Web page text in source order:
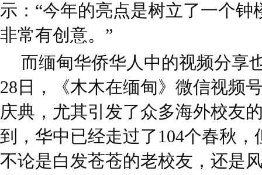
示：“今年的亮点是树立了一个钟
非常有创意。”
而缅甸华侨华人中的视频分享
28日，《木木在缅甸》微信视频
庆典，尤其引发了众多海外校友
到，华中已经走过了104个春秋
不论是白发苍苍的老校友，还是